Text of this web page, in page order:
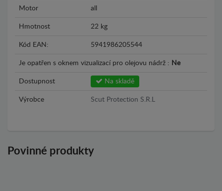
Motor all
Hmotnost 22 kg
Kód EAN: 5941986205544
Je opatřen s oknem vizualizací pro olejovu nádrž : Ne
Dostupnost Na skladě
Výrobce Scut Protection S.R.L
Povinné produkty